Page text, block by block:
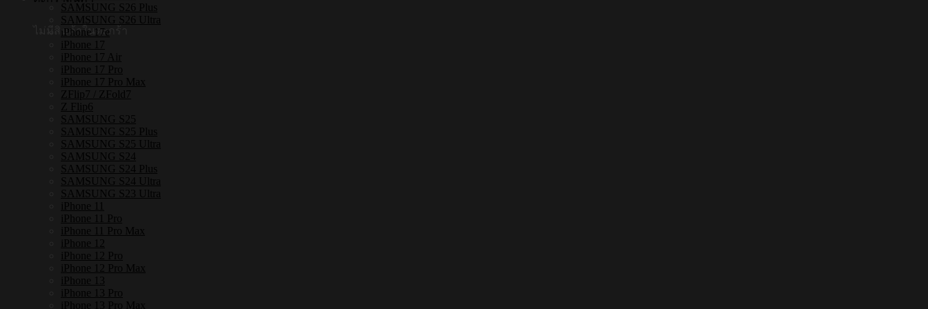
ไม่มีสินค้าในตะกร้า
SAMSUNG S26 Plus
SAMSUNG S26 Ultra
iPhone 17e
iPhone 17
iPhone 17 Air
iPhone 17 Pro
iPhone 17 Pro Max
ZFlip7 / ZFold7
Z Flip6
SAMSUNG S25
SAMSUNG S25 Plus
SAMSUNG S25 Ultra
SAMSUNG S24
SAMSUNG S24 Plus
SAMSUNG S24 Ultra
SAMSUNG S23 Ultra
iPhone 11
iPhone 11 Pro
iPhone 11 Pro Max
iPhone 12
iPhone 12 Pro
iPhone 12 Pro Max
iPhone 13
iPhone 13 Pro
iPhone 13 Pro Max